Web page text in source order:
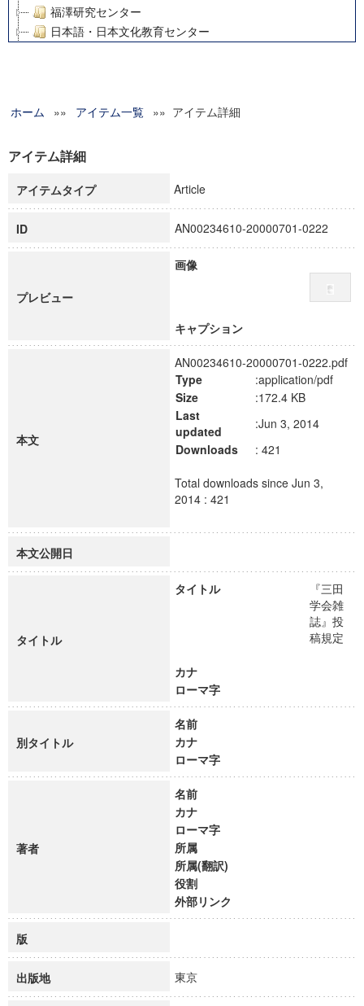
福澤研究センター
日本語・日本文化教育センター
グローバルリサーチインスティテュート
科学研究費補助金研究成果報告書
慶應義塾大学グローバルCOEプログラム市民社会ガバナンス
慶應義塾大学グローバルCOEプログラム論理と感性の先端的
博士課程教育リーディングプログラム「超成熟社会発展のサ
学術雑誌掲載論文等(8)
ホーム »» アイテム一覧 »» アイテム詳細
アイテム詳細
アイテムタイプ Article
ID AN00234610-20000701-0222
プレビュー
画像
キャプション
本文
AN00234610-20000701-0222.pdf
Type
:application/pdf
Size
:172.4 KB
Last
updated
:Jun 3, 2014
Downloads
: 421
Total downloads since Jun 3,
2014 : 421
本文公開日
タイトル
タイトル
『三田
学会雑
誌』投
稿規定
カナ
ローマ字
別タイトル
名前
カナ
ローマ字
著者
名前
カナ
ローマ字
所属
所属(翻訳)
役割
外部リンク
版
出版地 東京